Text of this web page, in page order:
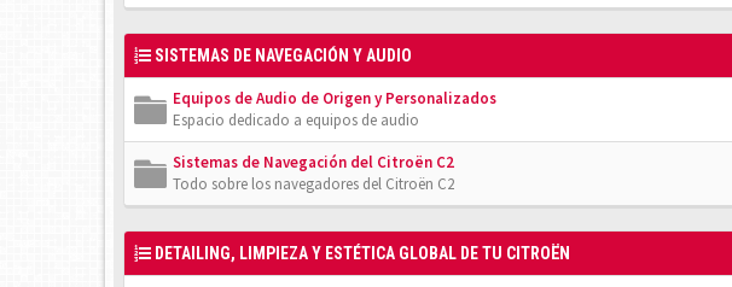
SISTEMAS DE NAVEGACIÓN Y AUDIO
Equipos de Audio de Origen y Personalizados
Espacio dedicado a equipos de audio
Sistemas de Navegación del Citroën C2
Todo sobre los navegadores del Citroën C2
DETAILING, LIMPIEZA Y ESTÉTICA GLOBAL DE TU CITROËN